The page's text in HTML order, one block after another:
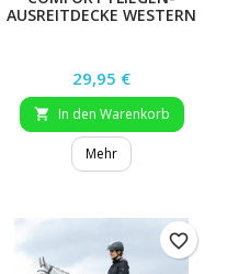
AUSREITDECKE WESTERN
Preis
29,95 €
 In den Warenkorb
Mehr
favorite_border